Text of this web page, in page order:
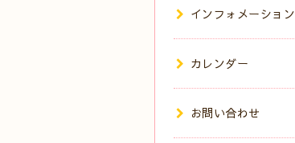
インフォメーション
カレンダー
お問い合わせ